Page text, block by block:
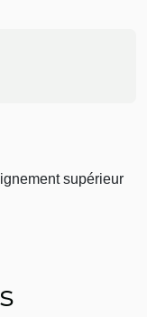
supérieur